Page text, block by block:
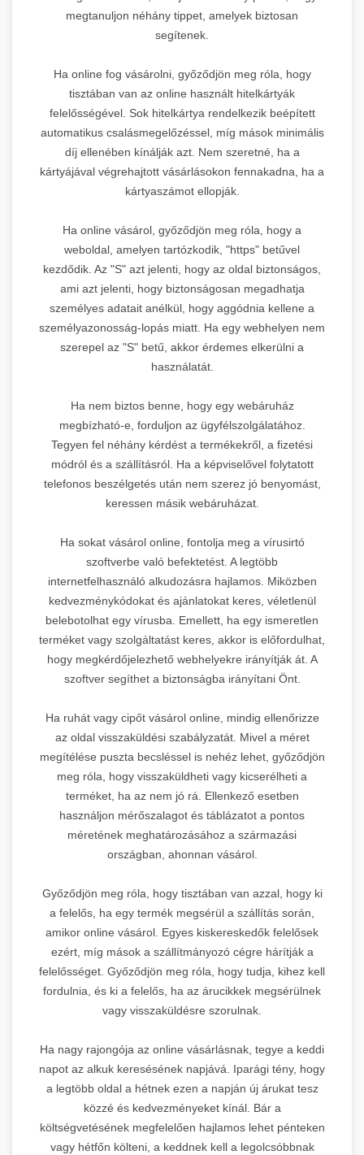
megtanuljon néhány tippet, amelyek biztosan
segítenek.
Ha online fog vásárolni, győződjön meg róla, hogy
tisztában van az online használt hitelkártyák
felelősségével. Sok hitelkártya rendelkezik beépített
automatikus csalásmegelőzéssel, míg mások minimális
díj ellenében kínálják azt. Nem szeretné, ha a
kártyájával végrehajtott vásárlásokon fennakadna, ha a
kártyaszámot ellopják.
Ha online vásárol, győződjön meg róla, hogy a
weboldal, amelyen tartózkodik, "https" betűvel
kezdődik. Az "S" azt jelenti, hogy az oldal biztonságos,
ami azt jelenti, hogy biztonságosan megadhatja
személyes adatait anélkül, hogy aggódnia kellene a
személyazonosság-lopás miatt. Ha egy webhelyen nem
szerepel az "S" betű, akkor érdemes elkerülni a
használatát.
Ha nem biztos benne, hogy egy webáruház
megbízható-e, forduljon az ügyfélszolgálatához.
Tegyen fel néhány kérdést a termékekről, a fizetési
módról és a szállításról. Ha a képviselővel folytatott
telefonos beszélgetés után nem szerez jó benyomást,
keressen másik webáruházat.
Ha sokat vásárol online, fontolja meg a vírusirtó
szoftverbe való befektetést. A legtöbb
internetfelhasználó alkudozásra hajlamos. Miközben
kedvezménykódokat és ajánlatokat keres, véletlenül
belebotolhat egy vírusba. Emellett, ha egy ismeretlen
terméket vagy szolgáltatást keres, akkor is előfordulhat,
hogy megkérdőjelezhető webhelyekre irányítják át. A
szoftver segíthet a biztonságba irányítani Önt.
Ha ruhát vagy cipőt vásárol online, mindig ellenőrizze
az oldal visszaküldési szabályzatát. Mivel a méret
megítélése puszta becsléssel is nehéz lehet, győződjön
meg róla, hogy visszaküldheti vagy kicserélheti a
terméket, ha az nem jó rá. Ellenkező esetben
használjon mérőszalagot és táblázatot a pontos
méretének meghatározásához a származási
országban, ahonnan vásárol.
Győződjön meg róla, hogy tisztában van azzal, hogy ki
a felelős, ha egy termék megsérül a szállítás során,
amikor online vásárol. Egyes kiskereskedők felelősek
ezért, míg mások a szállítmányozó cégre hárítják a
felelősséget. Győződjön meg róla, hogy tudja, kihez kell
fordulnia, és ki a felelős, ha az árucikkek megsérülnek
vagy visszaküldésre szorulnak.
Ha nagy rajongója az online vásárlásnak, tegye a keddi
napot az alkuk keresésének napjává. Iparági tény, hogy
a legtöbb oldal a hétnek ezen a napján új árukat tesz
közzé és kedvezményeket kínál. Bár a
költségvetésének megfelelően hajlamos lehet pénteken
vagy hétfőn költeni, a keddnek kell a legolcsóbbnak